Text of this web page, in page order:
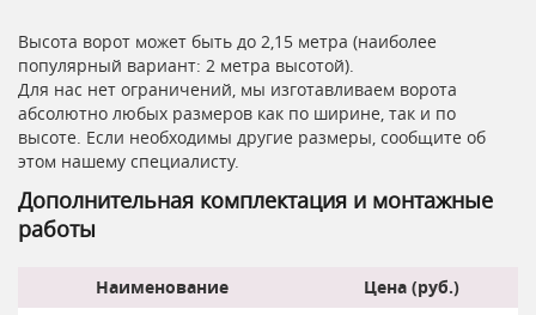
Высота ворот может быть до 2,15 метра (наиболее
популярный вариант: 2 метра высотой).
Для нас нет ограничений, мы изготавливаем ворота
абсолютно любых размеров как по ширине, так и по
высоте. Если необходимы другие размеры, сообщите об
этом нашему специалисту.
Дополнительная комплектация и монтажные
работы
Наименование
Цена (руб.)